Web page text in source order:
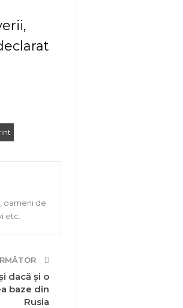
oameni de
etc.
dacă și o
baze din
Rusia